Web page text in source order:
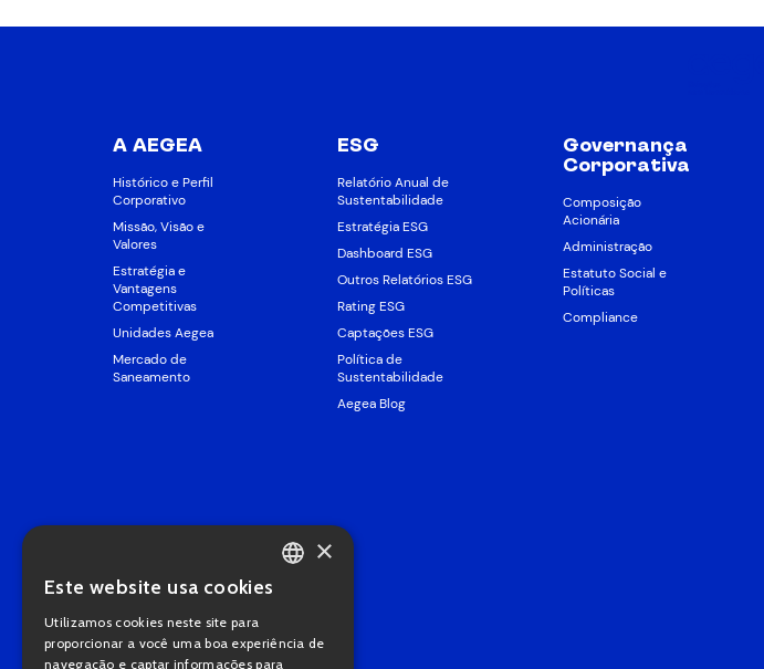
A AEGEA
Histórico e Perfil
Corporativo
Missão, Visão e
Valores
Estratégia e
Vantagens
Competitivas
Unidades Aegea
Mercado de
Saneamento
ESG
Relatório Anual de
Sustentabilidade
Estratégia ESG
Dashboard ESG
Outros Relatórios ESG
Rating ESG
Captações ESG
Política de
Sustentabilidade
Aegea Blog
Governança
Corporativa
Composição
Acionária
Administração
Estatuto Social e
Políticas
Compliance
PORTUGUESE
×
Este website usa cookies
Utilizamos cookies neste site para
proporcionar a você uma boa experiência de
navegação e captar informações para